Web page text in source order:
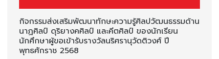
กิจกรรมส่งเสริมพัฒนาทักษะความรู้ศิลปวัฒนธรรมด้าน
นาฏศิลป์ ดุริยางคศิลป์ และคีตศิลป์ ของนักเรียน
นักศึกษาผู้ขอเข้ารับรางวัลนริศรานุวัดติวงศ์ ปี
พุทธศักราช 2568